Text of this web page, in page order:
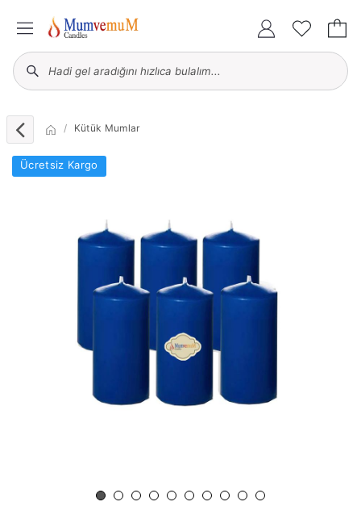
Kütük Mumlar
Ücretsiz Kargo